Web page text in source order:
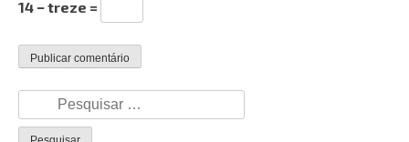
14 − treze =
Pesquisar
por: